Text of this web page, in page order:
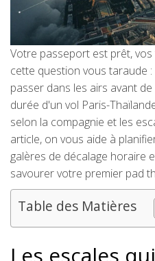
Votre passeport est prêt, vos
cette question vous taraude
passer dans les airs avant
durée d'un vol Paris-
selon la compagnie et les
article, on vous aide à
galères de décalage horaire
savourer votre premier pad
Table des Matières
Les escales